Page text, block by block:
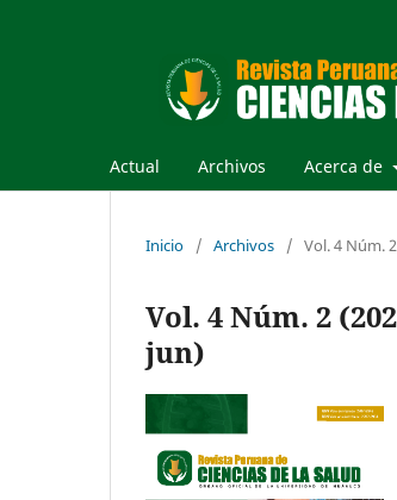
Actual Archivos Acerca de
Inicio / Archivos / Vol. 4 Núm.
Vol. 4 Núm. 2
jun)